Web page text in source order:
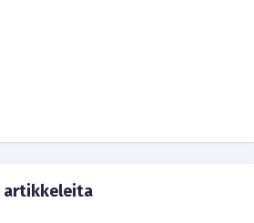
artikkeleita